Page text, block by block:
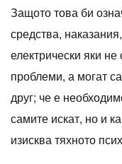
Защото това би
средства,
електрически яки
проблеми, а могат
друг; че е
самите искат, но и
изисква тяхното